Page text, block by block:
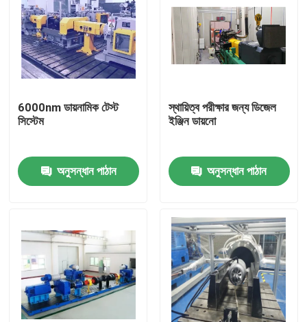
আমাদের সম্বন্ধে
কারখানা ভ্রমণ
খবর
মামলা
টর্ক ডায়নামিটার
হাই স্পিড ডায়নামিটার
6000nm ডায়নামিক টেস্ট
সিস্টেম
অনুসন্ধান পাঠান
স্থায়িত্ব পরীক্ষার জন্য ডিজেল
ইঞ্জিন ডায়নো
অনুসন্ধান পাঠান